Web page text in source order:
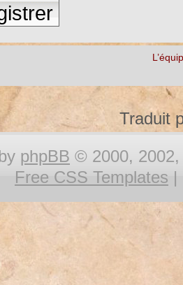
Traduit
phpBB © 2000, 2002,
Free CSS Templates |